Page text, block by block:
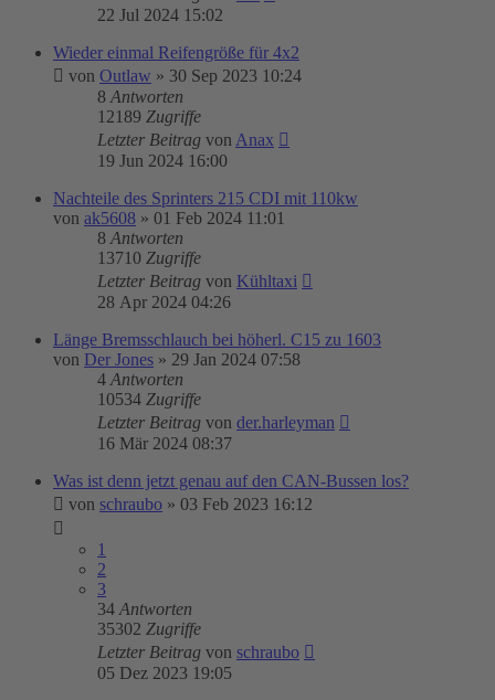
22 Jul 2024 15:02
Wieder einmal Reifengröße für 4x2
von Outlaw » 30 Sep 2023 10:24
8 Antworten
12189 Zugriffe
Letzter Beitrag von Anax
19 Jun 2024 16:00
Nachteile des Sprinters 215 CDI mit 110kw
von ak5608 » 01 Feb 2024 11:01
8 Antworten
13710 Zugriffe
Letzter Beitrag von Kühltaxi
28 Apr 2024 04:26
Länge Bremsschlauch bei höherl. C15 zu 1603
von Der Jones » 29 Jan 2024 07:58
4 Antworten
10534 Zugriffe
Letzter Beitrag von der.harleyman
16 Mär 2024 08:37
Was ist denn jetzt genau auf den CAN-Bussen los?
von schraubo » 03 Feb 2023 16:12
1
2
3
34 Antworten
35302 Zugriffe
Letzter Beitrag von schraubo
05 Dez 2023 19:05